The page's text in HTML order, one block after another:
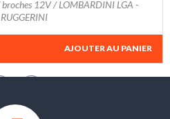
12V / LOMBARDINI LGA -
AJOUTER AU PANIER